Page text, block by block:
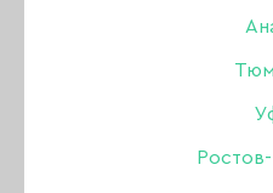
Lurex 03,